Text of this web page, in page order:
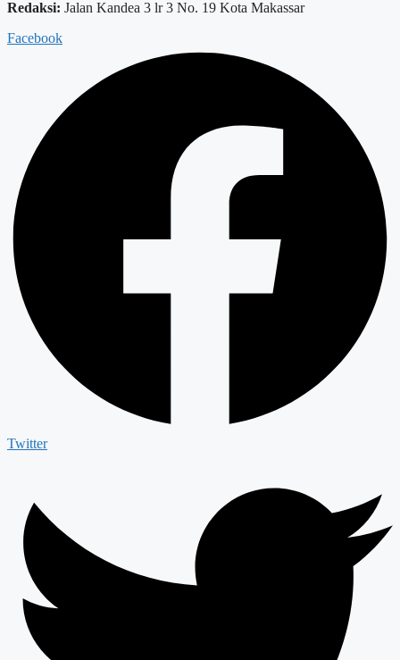
Redaksi: Jalan Kandea 3 lr 3 No. 19 Kota Makassar
Facebook
Twitter